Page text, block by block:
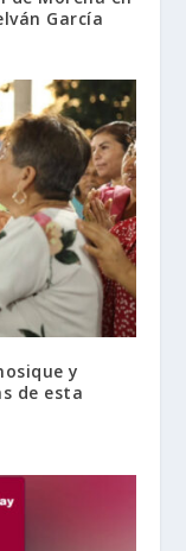
García
y
de esta